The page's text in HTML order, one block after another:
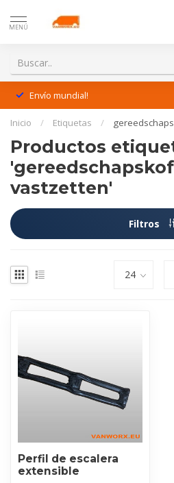
MENÚ
Envío mundial!
Inicio / Etiquetas /
Productos
vastzetten'
Filtros
Perfil de escalera
extensible